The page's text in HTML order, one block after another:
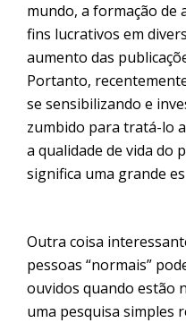
mundo, a formação de
fins lucrativos em
aumento das
Portanto,
se sensibilizando e
zumbido para tratá-lo
a qualidade de vida do
significa uma grande
Outra coisa
pessoas “normais”
ouvidos quando estão
uma pesquisa simples